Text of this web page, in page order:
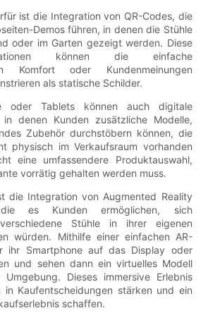
ist die Integration von QR-Codes, die
Demos führen, in denen die Stühle
oder im Garten gezeigt werden. Diese
können die einfache
Komfort oder Kundenmeinungen
als statische Schilder.
oder Tablets können auch digitale
in denen Kunden zusätzliche Modelle,
Zubehör durchstöbern können, die
physisch im Verkaufsraum vorhanden
eine umfassendere Produktauswahl,
vorrätig gehalten werden muss.
die Integration von Augmented Reality
die es Kunden ermöglichen, sich
Stühle in ihrer eigenen
würden. Mithilfe einer einfachen AR-
ihr Smartphone auf das Display oder
und sehen dann ein virtuelles Modell
Dieses immersive Erlebnis
in Kaufentscheidungen stärken und ein
schaffen.